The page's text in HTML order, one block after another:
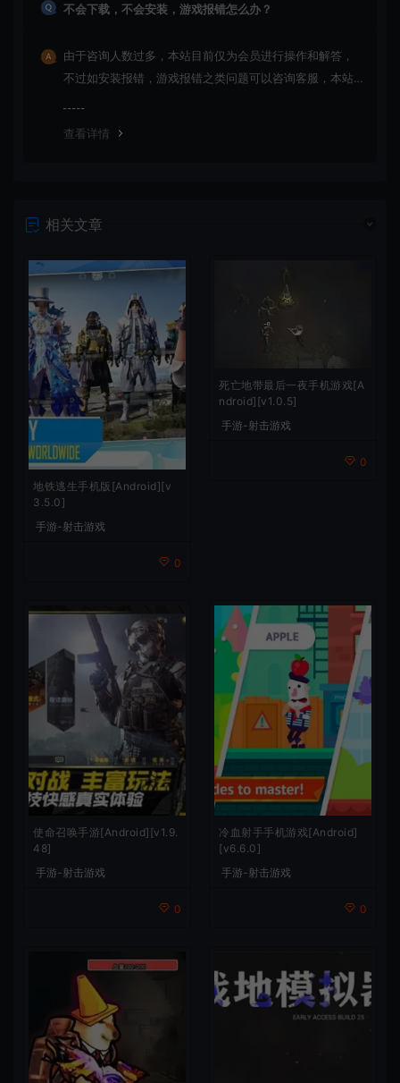
不会下载，不会安装，游戏报错怎么办？
由于咨询人数过多，本站目前仅为会员进行操作和解答，
不过如安装报错，游戏报错之类问题可以咨询客服，本站
查看详情
相关文章
地铁逃生手机版[Android][v
3.5.0]
手游-射击游戏
0
死亡地带最后一夜手机游戏[A
ndroid][v1.0.5]
手游-射击游戏
0
使命召唤手游[Android][v1.9.
48]
手游-射击游戏
0
冷血射手手机游戏[Android]
[v6.6.0]
手游-射击游戏
0